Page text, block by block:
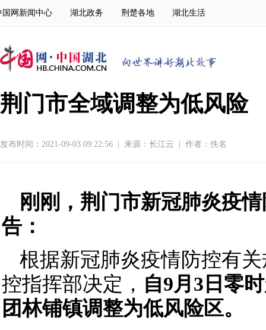
国网新闻中心 湖北政务 荆楚各地 湖北生活
荆门市全域调整为低风险
发布时间：2021-09-03 09:22:56 来源： 长江云 作者：佚名
刚刚，荆门市新冠肺炎疫
告：
根据新冠肺炎疫情防控有
控指挥部决定， 自9月3日零
团林铺镇调整为低风险区。